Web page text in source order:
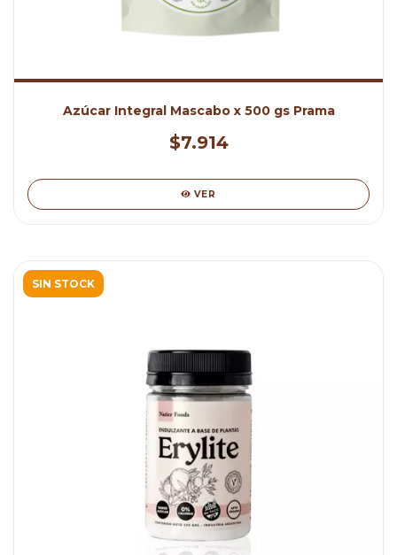
Azúcar Integral Mascabo x 500 gs Prama
$7.914
VER
SIN STOCK